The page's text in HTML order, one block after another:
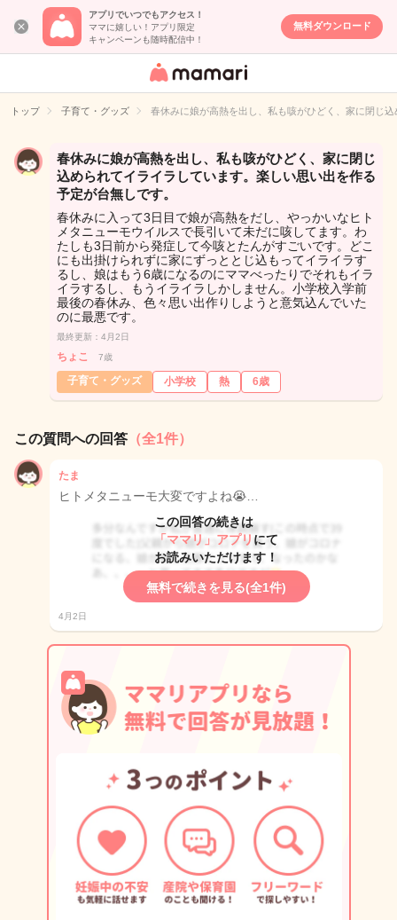
アプリでいつでもアクセス！
ママに嬉しい！アプリ限定
キャンペーンも随時配信中！
無料ダウンロード
女性専用匿名QA
イト
トップ 子育て・グッズ 春休みに娘が高熱を出し、私も咳がひどく、家に閉じ
春休みに娘が高熱を出し、私も咳がひどく、家に閉じ
込められてイライラしています。楽しい思い出を作る
予定が台無しです。
春休みに入って3日目で娘が高熱をだし、やっかいなヒト
メタニューモウイルスで長引いて未だに咳してます。わ
たしも3日前から発症して今咳とたんがすごいです。どこ
にも出掛けられずに家にずっととじ込もってイライラす
るし、娘はもう6歳になるのにママべったりでそれもイラ
イラするし、もうイライラしかしません。小学校入学前
最後の春休み、色々思い出作りしようと意気込んでいた
のに最悪です。
最終更新：4月2日
ちょこ 7歳
子育て・グッズ 小学校 熱 6歳
この質問への回答 （全1件）
たま
ヒトメタニューモ大変ですよね😭…
この回答の続きは
「ママリ」アプリ にて
お読みいただけます！
無料で続きを見る(全1件)
4月2日